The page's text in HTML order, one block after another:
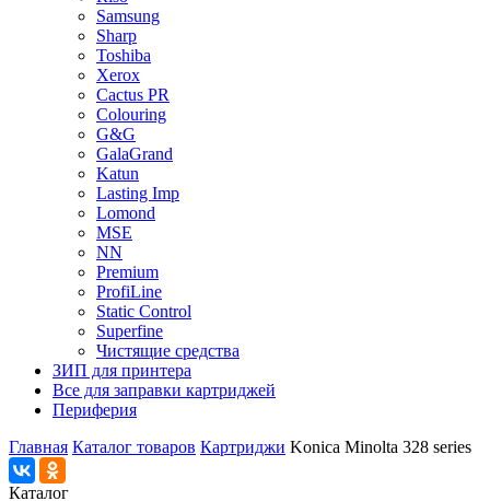
Samsung
Sharp
Toshiba
Xerox
Cactus PR
Colouring
G&G
GalaGrand
Katun
Lasting Imp
Lomond
MSE
NN
Premium
ProfiLine
Static Control
Superfine
Чистящие средства
ЗИП для принтера
Все для заправки картриджей
Периферия
Главная Каталог товаров Картриджи Konica Minolta 328 series
Каталог